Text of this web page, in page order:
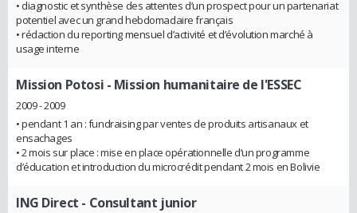
• diagnostic et synthèse des attentes d’un prospect pour un partenariat
potentiel avec un grand hebdomadaire français
• rédaction du reporting mensuel d’activité et d’évolution marché à
usage interne
Mission Potosi - Mission humanitaire de l'ESSEC
2009 - 2009
• pendant 1 an : fundraising par ventes de produits artisanaux et
ensachages
• 2 mois sur place : mise en place opérationnelle d’un programme
d’éducation et introduction du microcrédit pendant 2 mois en Bolivie
ING Direct - Consultant junior